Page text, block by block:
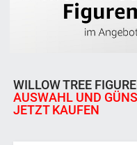
WILLOW TREE
USWAHL UND
ETZT KAUFEN